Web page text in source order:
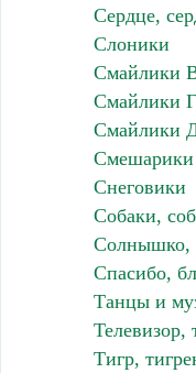
Сердце,
Слоники
Смайлики
Смайлики
Смайлики
Смешарики
Снеговики
Собаки,
Солнышко,
Спасибо,
Танцы и
Телевизор,
Тигр,